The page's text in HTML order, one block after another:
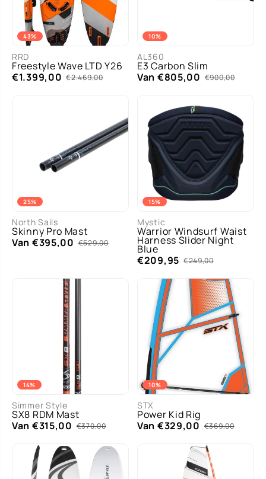
43%
RRD
Freestyle Wave LTD Y26
€1.399,00 €2.469,00
10%
AL360
E3 Carbon Slim
Van €805,00 €900,00
25%
North Sails
Skinny Pro Mast
Van €395,00 €529,00
15%
Mystic
Warrior Windsurf Waist
Harness Slider Night
Blue
€209,95 €249,00
14%
Simmer Style
SX8 RDM Mast
Van €315,00 €370,00
10%
STX
Power Kid Rig
Van €329,00 €369,00